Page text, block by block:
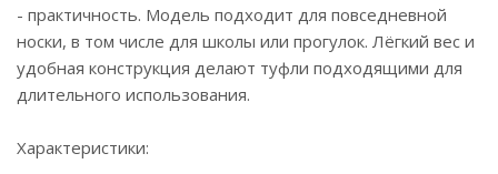
- практичность. Модель подходит для повседневной
носки, в том числе для школы или прогулок. Лёгкий вес и
удобная конструкция делают туфли подходящими для
длительного использования.
Характеристики: